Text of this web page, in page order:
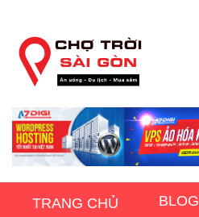
TRANG CHỦ BLOG